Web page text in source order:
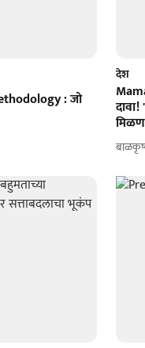
: जो
देश